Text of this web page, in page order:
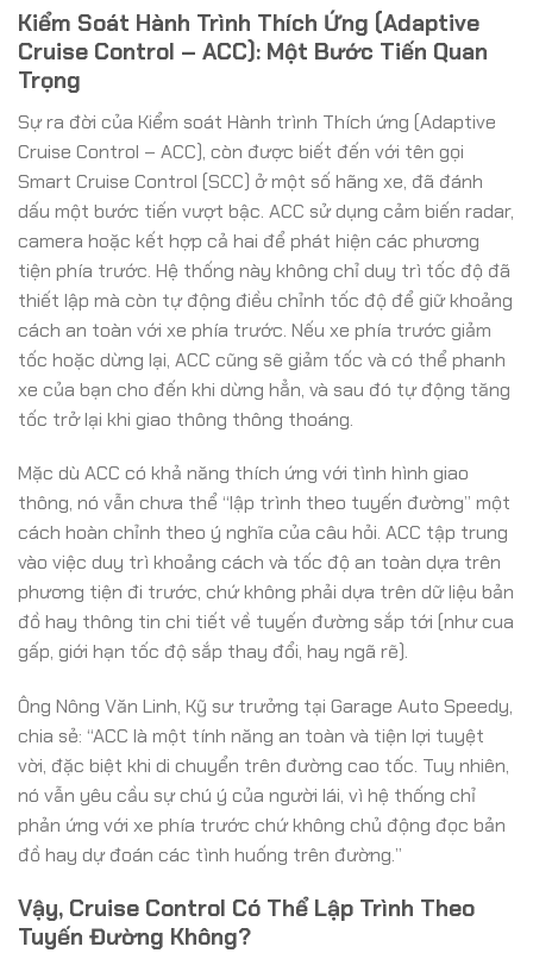
Kiểm Soát Hành Trình Thích Ứng (Adaptive
Cruise Control – ACC): Một Bước Tiến Quan
Trọng
Sự ra đời của Kiểm soát Hành trình Thích ứng (Adaptive
Cruise Control – ACC), còn được biết đến với tên gọi
Smart Cruise Control (SCC) ở một số hãng xe, đã đánh
dấu một bước tiến vượt bậc. ACC sử dụng cảm biến radar,
camera hoặc kết hợp cả hai để phát hiện các phương
tiện phía trước. Hệ thống này không chỉ duy trì tốc độ đã
thiết lập mà còn tự động điều chỉnh tốc độ để giữ khoảng
cách an toàn với xe phía trước. Nếu xe phía trước giảm
tốc hoặc dừng lại, ACC cũng sẽ giảm tốc và có thể phanh
xe của bạn cho đến khi dừng hẳn, và sau đó tự động tăng
tốc trở lại khi giao thông thông thoáng.
Mặc dù ACC có khả năng thích ứng với tình hình giao
thông, nó vẫn chưa thể “lập trình theo tuyến đường” một
cách hoàn chỉnh theo ý nghĩa của câu hỏi. ACC tập trung
vào việc duy trì khoảng cách và tốc độ an toàn dựa trên
phương tiện đi trước, chứ không phải dựa trên dữ liệu bản
đồ hay thông tin chi tiết về tuyến đường sắp tới (như cua
gấp, giới hạn tốc độ sắp thay đổi, hay ngã rẽ).
Ông Nông Văn Linh, Kỹ sư trưởng tại Garage Auto Speedy,
chia sẻ: “ACC là một tính năng an toàn và tiện lợi tuyệt
vời, đặc biệt khi di chuyển trên đường cao tốc. Tuy nhiên,
nó vẫn yêu cầu sự chú ý của người lái, vì hệ thống chỉ
phản ứng với xe phía trước chứ không chủ động đọc bản
đồ hay dự đoán các tình huống trên đường.”
Vậy, Cruise Control Có Thể Lập Trình Theo
Tuyến Đường Không?